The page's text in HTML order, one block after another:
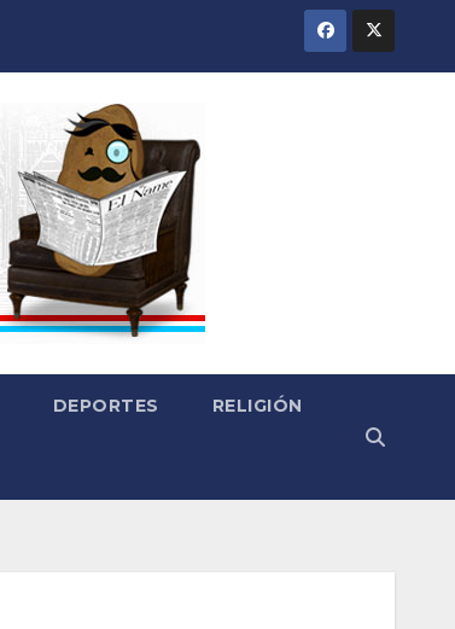
DEPORTES RELIGIÓN